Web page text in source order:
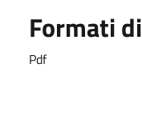
Formati
Pdf